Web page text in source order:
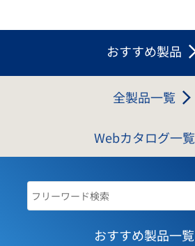
おすすめ製品
全製品一覧
Webカタログ一覧
おすすめ製品一覧